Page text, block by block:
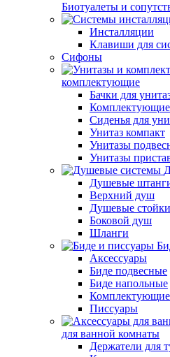
Биотуалеты и
Инсталляции
Клавиши для
Сифоны
комплектующие
Бачки для
Комплектующие
Сиденья для
Унитаз компакт
Унитазы
Унитазы
Душевые
Верхний душ
Душевые
Боковой душ
Шланги
Аксессуары
Биде подвесные
Биде напольные
Комплектующие
Писсуары
для ванной комнаты
Держатели для